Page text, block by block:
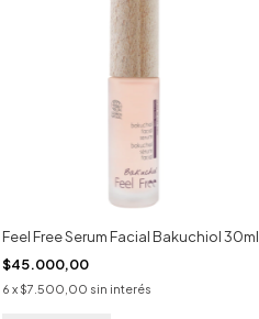
Feel Free Serum Facial Bakuchiol 30ml
$45.000,00
6 x $7.500,00 sin interés